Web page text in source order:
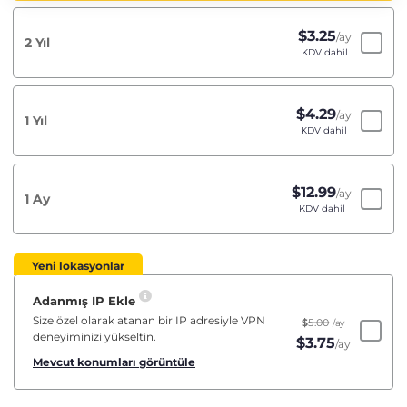
2 Yıl $3.25/ay
KDV dahil
1 Yıl $4.29/ay
KDV dahil
1 Ay $12.99/ay
KDV dahil
Yeni lokasyonlar
Adanmış IP Ekle
Size özel olarak atanan bir IP adresiyle VPN
deneyiminizi yükseltin.
Mevcut konumları görüntüle
$5.00 /ay
$3.75/ay